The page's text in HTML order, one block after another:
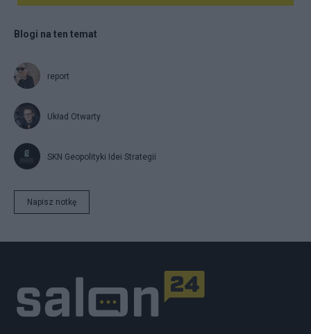
Blogi na ten temat
report
Układ Otwarty
SKN Geopolityki Idei Strategii
Napisz notkę